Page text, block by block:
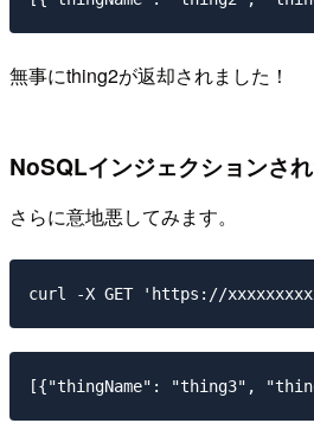
無事にthing2が返却されました！
NoSQLインジェクションさ
さらに意地悪してみます。